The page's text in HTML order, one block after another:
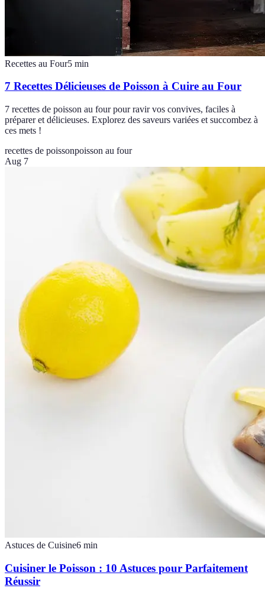
Recettes au Four5 min
7 Recettes Délicieuses de Poisson à Cuire au Four
7 recettes de poisson au four pour ravir vos convives, faciles à
préparer et délicieuses. Explorez des saveurs variées et succombez à
ces mets !
recettes de poissonpoisson au four
Aug 7
Astuces de Cuisine6 min
Cuisiner le Poisson : 10 Astuces pour Parfaitement
Réussir